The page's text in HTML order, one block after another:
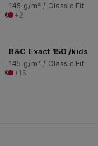
145 g/m² / Classic Fit
+2
B&C Exact 150 /kids
145 g/m² / Classic Fit
+16